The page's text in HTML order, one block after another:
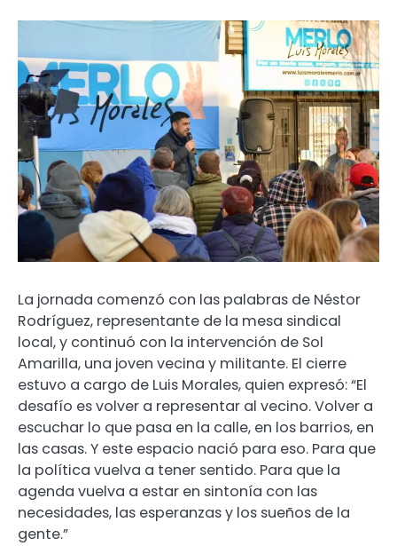
La jornada comenzó con las palabras de Néstor
Rodríguez, representante de la mesa sindical
local, y continuó con la intervención de Sol
Amarilla, una joven vecina y militante. El cierre
estuvo a cargo de Luis Morales, quien expresó: “El
desafío es volver a representar al vecino. Volver a
escuchar lo que pasa en la calle, en los barrios, en
las casas. Y este espacio nació para eso. Para que
la política vuelva a tener sentido. Para que la
agenda vuelva a estar en sintonía con las
necesidades, las esperanzas y los sueños de la
gente.”